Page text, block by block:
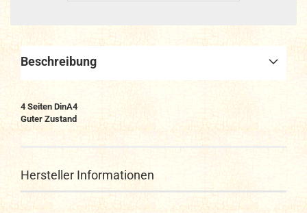
Beschreibung
4 Seiten DinA4
Guter Zustand
Hersteller Informationen